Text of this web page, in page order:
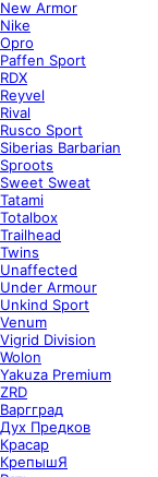
New Armor
Nike
Opro
Paffen Sport
RDX
Reyvel
Rival
Rusco Sport
Siberias Barbarian
Sproots
Sweet Sweat
Tatami
Totalbox
Trailhead
Twins
Unaffected
Under Armour
Unkind Sport
Venum
Vigrid Division
Wolon
Yakuza Premium
ZRD
Варгград
Дух Предков
Красар
КрепышЯ